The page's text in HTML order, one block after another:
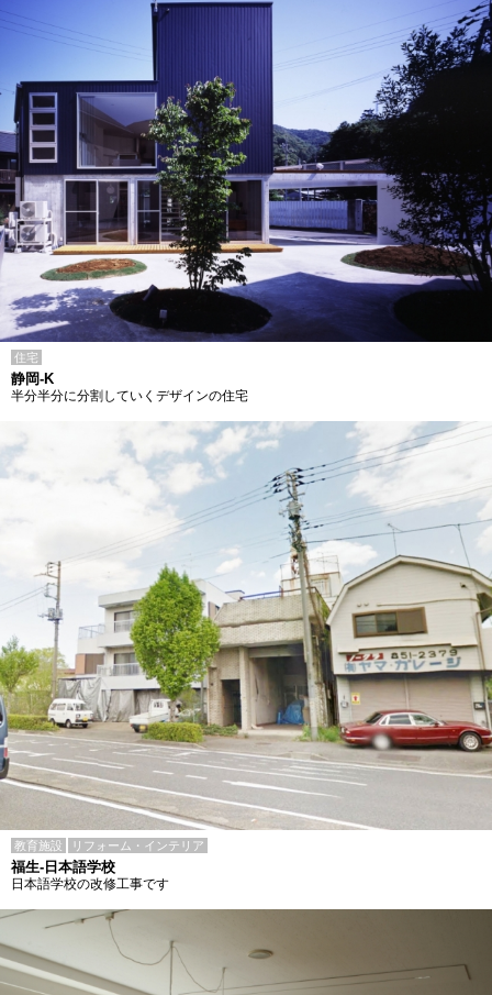
住宅
静岡-K
半分半分に分割していくデザインの住宅
教育施設 リフォーム・インテリア
福生-日本語学校
日本語学校の改修工事です